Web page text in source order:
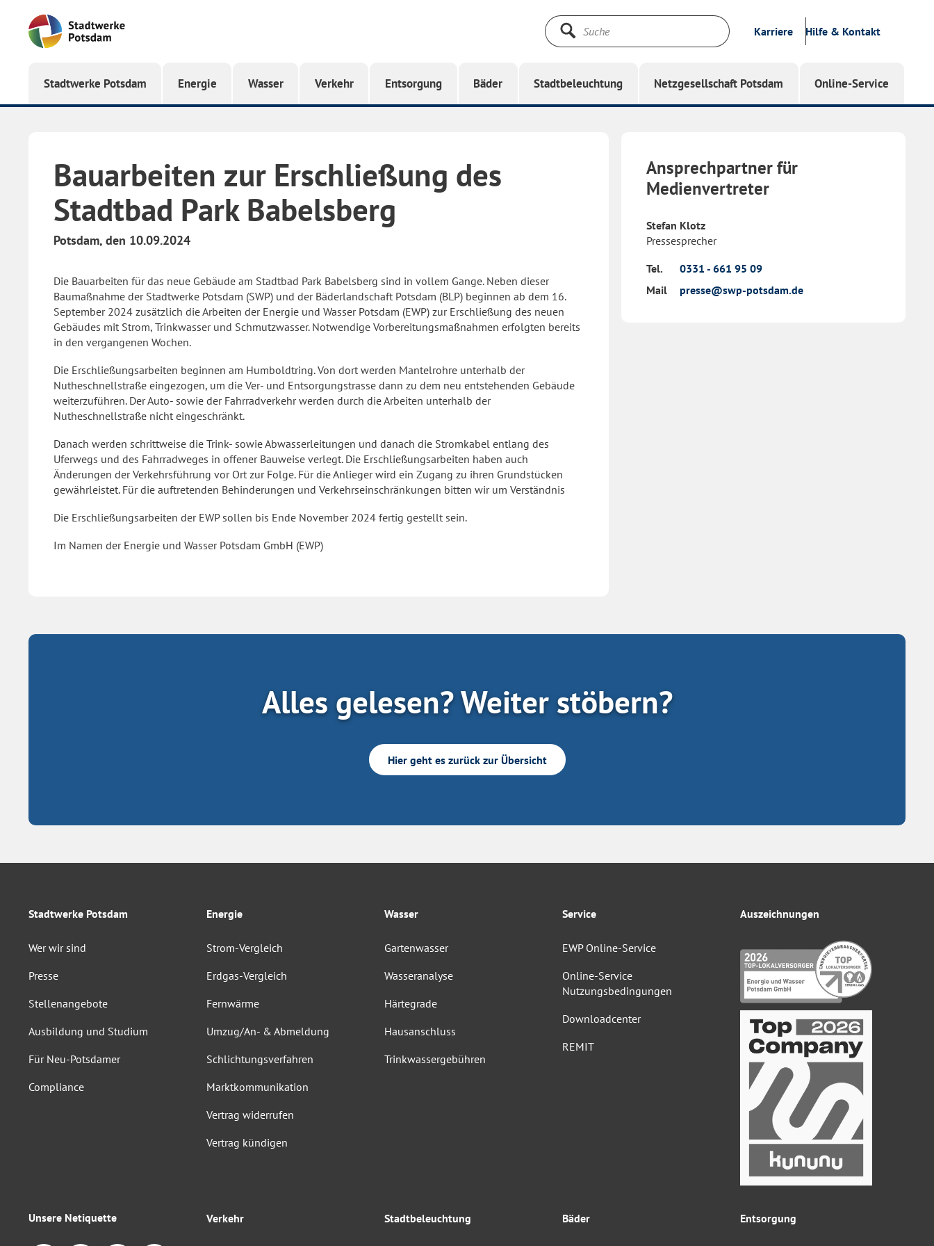
Startseite
Suche
Karriere Hilfe & Kontakt
Stadtwerke Potsdam Energie Wasser Verkehr Entsorgung Bäder Stadtbeleuchtung Netzgesellschaft Potsdam Online-Service
Bauarbeiten zur Erschließung des
Stadtbad Park Babelsberg
Potsdam, den 10.09.2024
Die Bauarbeiten für das neue Gebäude am Stadtbad Park Babelsberg sind in vollem Gange. Neben dieser
Baumaßnahme der Stadtwerke Potsdam (SWP) und der Bäderlandschaft Potsdam (BLP) beginnen ab dem 16.
September 2024 zusätzlich die Arbeiten der Energie und Wasser Potsdam (EWP) zur Erschließung des neuen
Gebäudes mit Strom, Trinkwasser und Schmutzwasser. Notwendige Vorbereitungsmaßnahmen erfolgten bereits
in den vergangenen Wochen.
Die Erschließungsarbeiten beginnen am Humboldtring. Von dort werden Mantelrohre unterhalb der
Nutheschnellstraße eingezogen, um die Ver- und Entsorgungstrasse dann zu dem neu entstehenden Gebäude
weiterzuführen. Der Auto- sowie der Fahrradverkehr werden durch die Arbeiten unterhalb der
Nutheschnellstraße nicht eingeschränkt.
Danach werden schrittweise die Trink- sowie Abwasserleitungen und danach die Stromkabel entlang des
Uferwegs und des Fahrradweges in offener Bauweise verlegt. Die Erschließungsarbeiten haben auch
Änderungen der Verkehrsführung vor Ort zur Folge. Für die Anlieger wird ein Zugang zu ihren Grundstücken
gewährleistet. Für die auftretenden Behinderungen und Verkehrseinschrän­kungen bitten wir um Verständnis
Die Erschließungsarbeiten der EWP sollen bis Ende November 2024 fertig gestellt sein.
Im Namen der Energie und Wasser Potsdam GmbH (EWP)
Ansprechpartner für
Medienvertreter
Stefan Klotz
Pressesprecher
Tel.
0331 - 661 95 09
Mail
presse@swp-potsdam.de
Alles gelesen? Weiter stöbern?
Hier geht es zurück zur Übersicht
Stadtwerke Potsdam
Wer wir sind
Presse
Stellenangebote
Ausbildung und Studium
Für Neu-Potsdamer
Compliance
Energie
Strom-Vergleich
Erdgas-Vergleich
Fernwärme
Umzug/An- & Abmeldung
Schlichtungsverfahren
Marktkommunikation
Vertrag widerrufen
Vertrag kündigen
Wasser
Gartenwasser
Wasseranalyse
Härtegrade
Hausanschluss
Trinkwassergebühren
Verkehr Bäder Entsorgung
Stadtbeleuchtung
Service
EWP Online-Service
Online-Service
Nutzungsbedingungen
Downloadcenter
REMIT
Auszeichnungen
Unsere Netiquette